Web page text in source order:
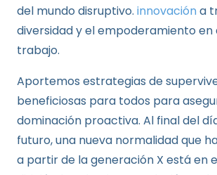
del mundo disruptivo. innovacióna
diversidad y el empoderamiento en
trabajo.
Aportemos estrategias de
beneficiosas para todos para
dominación proactiva. Al final del
futuro, una nueva normalidad que
a partir de la generación X está en